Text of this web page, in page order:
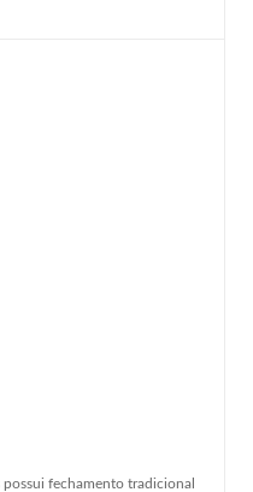
fechamento tradicional